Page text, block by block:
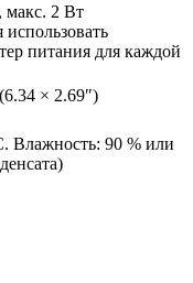
макс. 2 Вт
использовать
питания для каждой
× 2.69″)
Влажность: 90 % или